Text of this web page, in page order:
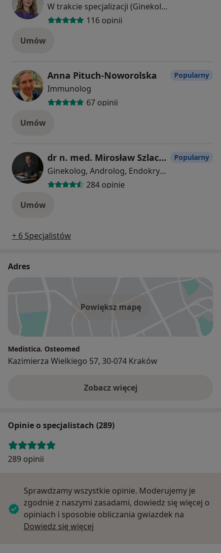
W trakcie specjalizacji (Ginekolog)
116 opinii
Umów
Anna Pituch-Noworolska
Immunolog
67 opinii
Popularny
Umów
dr n. med. Mirosław Szlachcic
Ginekolog, Androlog, Endokrynolog
284 opinie
Popularny
Umów
+ 6 Specjalistów
Adres
Powiększ mapę
Medistica. Osteomed
Kazimierza Wielkiego 57, 30-074 Kraków
Zobacz więcej
Opinie o specjalistach (289)
289 opinii
Sprawdzamy wszystkie opinie. Moderujemy je
zgodnie z naszymi zasadami, dowiedz się więcej o
opiniach i sposobie obliczania gwiazdek na
Dowiedz się więcej